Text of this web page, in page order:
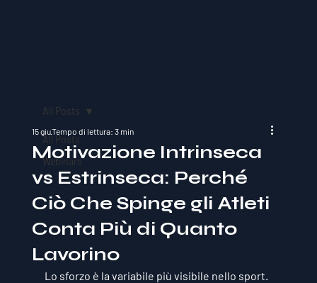
All Posts
Webinars
All Posts
Motivazione Intrinseca
vs Estrinseca: Perché
Ciò Che Spinge gli Atleti
Conta Più di Quanto
Lavorino
15 giuTempo di lettura: 3 min
Lo sforzo è la variabile più visibile nello sport.